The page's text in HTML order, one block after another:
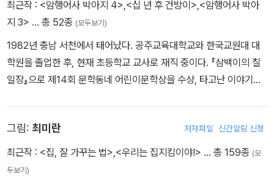
최근작 : <암행어사 박아지 4>,<십 년 후 건방이>,<암행어사 박아
지 3> … 총 52종 (모두보기)
1982년 충남 서천에서 태어났다. 공주교육대학교와 한국교원대 대
학원을 졸업한 후, 현재 초등학교 교사로 재직 중이다. 『삼백이의 칠
일장』으로 제14회 문학동네 어린이문학상을 수상, 타고난 이야기꾼
작으로 선정되면서 큰 주목을 받았다. 이후 「건방이의 건방진 수련기」
시즌1(전 5권)에 이어 시즌2(전 5권)「건방이의 초강력 수련기」가 출
간되었다. 그동안 「암행어사 박아지」 시리즈, 『대박 쉽게 숙제하는
그림: 최미란 저자파일 신간알림 신청
최근작 : <집, 잘 가꾸는 법>,<우리는 집지킴이야!> … 총 159종 (모
두보기)